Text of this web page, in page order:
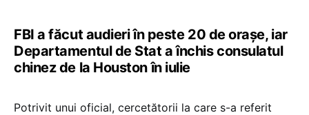
FBI a făcut audieri în peste 20 de oraşe, iar
Departamentul de Stat a închis consulatul
chinez de la Houston în iulie
Potrivit unui oficial, cercetătorii la care s-a referit